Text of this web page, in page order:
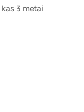
kas 3 metai